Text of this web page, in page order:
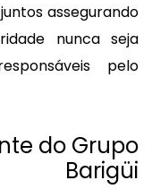
assegurando
nunca seja
pelo
do Grupo
Barigüi